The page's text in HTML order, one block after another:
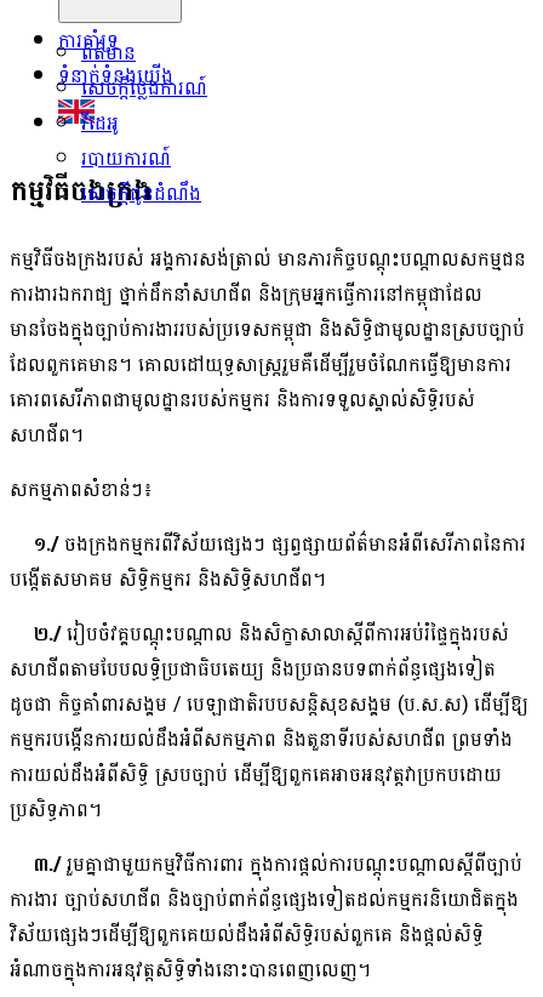
ព័ត៌មាន
សេចក្ដីថ្លែងការណ៍
វីដេអូ
របាយការណ៍
សេចក្ដីជូនដំណឹង
ការគាំទ្រ
ទំនាក់ទំនងយើង
កម្មវិធីចងក្រង
កម្មវិធីចងក្រងរបស់ អង្គការសង់ត្រាល់ មានភារកិច្ចបណ្តុះបណ្តាលសកម្មជន
ការងារឯករាជ្យ ថ្នាក់ដឹកនាំសហជីព និងក្រុមអ្នកធ្វើការនៅកម្ពុជាដែល
មានចែងក្នុងច្បាប់ការងាររបស់ប្រទេសកម្ពុជា និងសិទ្ធិជាមូលដ្ឋានស្របច្បាប់
ដែលពួកគេមាន។ គោលដៅយុទ្ធសាស្ត្ររួមគឺដើម្បីរួមចំណែកធ្វើឱ្យមានការ
គោរពសេរីភាពជាមូលដ្ឋានរបស់កម្មករ និងការទទួលស្គាល់សិទ្ធិរបស់
សហជីព។
សកម្មភាពសំខាន់ៗ៖
១./ចងក្រងកម្មករ​ពី​វិស័យ​ផ្សេងៗ ផ្សព្វផ្សាយ​ព័ត៌មាន​អំពី​សេរីភាព​នៃ​ការ​
បង្កើត​សមាគម សិទ្ធិ​កម្មករ និង​សិទ្ធិ​សហជីព។
២./រៀបចំវគ្គបណ្តុះបណ្តាល និងសិក្ខាសាលាស្តីពីការអប់រំផ្ទៃក្នុងរបស់
សហជីពតាមបែបលទ្ធិប្រជាធិបតេយ្យ និងប្រធានបទពាក់ព័ន្ធផ្សេងទៀត
ដូចជា កិច្ចគាំពារសង្គម / បេឡាជាតិរបបសន្តិសុខសង្គម (ប.ស.ស) ដើម្បីឱ្យ
កម្មករបង្កើនការយល់ដឹងអំពីសកម្មភាព និងតួនាទីរបស់សហជីព ព្រមទាំង
ការយល់ដឹងអំពីសិទ្ធិ ស្របច្បាប់ ដើម្បីឱ្យពួកគេអាចអនុវត្តវាប្រកបដោយ
ប្រសិទ្ធភាព។
៣./រួមគ្នាជាមួយកម្មវិធីការពារ ក្នុងការផ្តល់ការបណ្តុះបណ្តាលស្តីពីច្បាប់
ការងារ ច្បាប់សហជីព និងច្បាប់ពាក់ព័ន្ធផ្សេងទៀតដល់កម្មករនិយោជិតក្នុង
វិស័យផ្សេងៗដើម្បីឱ្យពួកគេយល់ដឹងអំពីសិទ្ធិរបស់ពួកគេ និងផ្តល់សិទ្ធិ
អំណាចក្នុងការអនុវត្តសិទ្ធិទាំងនោះបានពេញលេញ។